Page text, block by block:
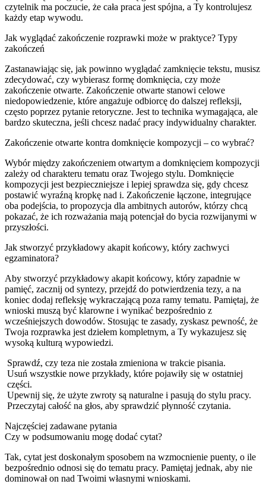
czytelnik ma poczucie, że cała praca jest spójna, a Ty kontrolujesz
każdy etap wywodu.
Jak wyglądać zakończenie rozprawki może w praktyce? Typy
zakończeń
Zastanawiając się, jak powinno wyglądać zamknięcie tekstu, musisz
zdecydować, czy wybierasz formę domknięcia, czy może
zakończenie otwarte. Zakończenie otwarte stanowi celowe
niedopowiedzenie, które angażuje odbiorcę do dalszej refleksji,
często poprzez pytanie retoryczne. Jest to technika wymagająca, ale
bardzo skuteczna, jeśli chcesz nadać pracy indywidualny charakter.
Zakończenie otwarte kontra domknięcie kompozycji – co wybrać?
Wybór między zakończeniem otwartym a domknięciem kompozycji
zależy od charakteru tematu oraz Twojego stylu. Domknięcie
kompozycji jest bezpieczniejsze i lepiej sprawdza się, gdy chcesz
postawić wyraźną kropkę nad i. Zakończenie łączone, integrujące
oba podejścia, to propozycja dla ambitnych autorów, którzy chcą
pokazać, że ich rozważania mają potencjał do bycia rozwijanymi w
przyszłości.
Jak stworzyć przykładowy akapit końcowy, który zachwyci
egzaminatora?
Aby stworzyć przykładowy akapit końcowy, który zapadnie w
pamięć, zacznij od syntezy, przejdź do potwierdzenia tezy, a na
koniec dodaj refleksję wykraczającą poza ramy tematu. Pamiętaj, że
wnioski muszą być klarowne i wynikać bezpośrednio z
wcześniejszych dowodów. Stosując te zasady, zyskasz pewność, że
Twoja rozprawka jest dziełem kompletnym, a Ty wykazujesz się
wysoką kulturą wypowiedzi.
Sprawdź, czy teza nie została zmieniona w trakcie pisania.
Usuń wszystkie nowe przykłady, które pojawiły się w ostatniej
części.
Upewnij się, że użyte zwroty są naturalne i pasują do stylu pracy.
Przeczytaj całość na głos, aby sprawdzić płynność czytania.
Najczęściej zadawane pytania
Czy w podsumowaniu mogę dodać cytat?
Tak, cytat jest doskonałym sposobem na wzmocnienie puenty, o ile
bezpośrednio odnosi się do tematu pracy. Pamiętaj jednak, aby nie
dominował on nad Twoimi własnymi wnioskami.